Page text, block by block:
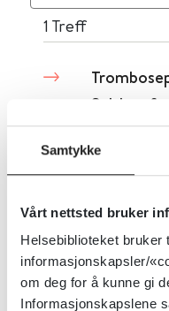
Samtykke
Vårt nettsted bruker
Helsebiblioteket bruker
informasjonskapsler/
om deg for å kunne gi
Informasjonskapslene
1 Treff
Selskap
Den
Detaljer